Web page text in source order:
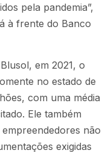
pela pandemia”,
à frente do Banco
em 2021, o
no estado de
com uma média
Ele também
não
exigidas